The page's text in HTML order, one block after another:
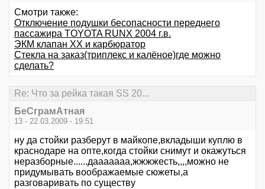
Смотри также:
Отключение подушки бесопасности переднего
пассажира TOYOTA RUNX 2004 г.в.
ЭКМ клапан ХХ и карбюратор
Стекла на заказ(триплекс и калёное)где можно
сделать?
Re: Что за рейка такая SS 20...
БеСграмАтная
13 - 22.03.2009 - 19:51
ну да стойки разберут в майкопе,вкладыши куплю в
краснодаре на опте,когда стойки снимут и окажуться
неразборные......дааааааа,жжжжесть,,,,можно не
придумывать воображаемые сюжеты,а
разговаривать по существу